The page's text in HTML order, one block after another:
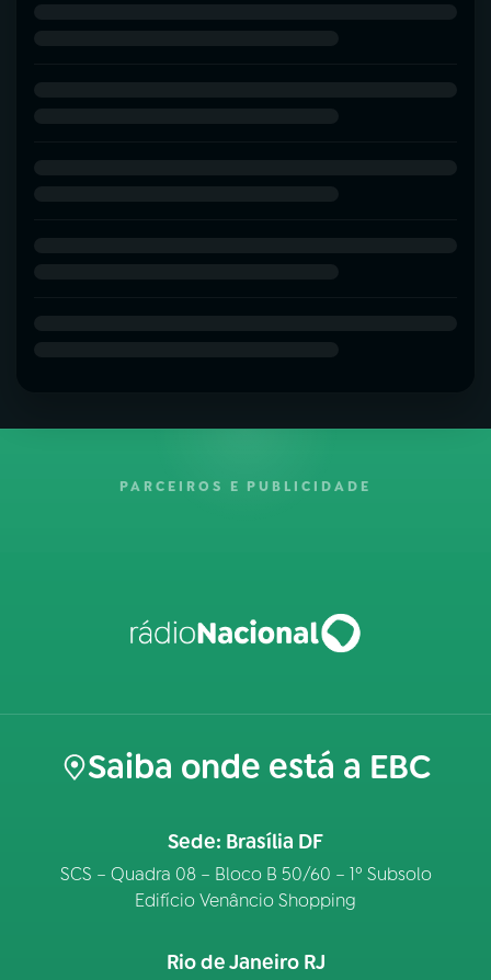
PARCEIROS E PUBLICIDADE
Saiba onde está a EBC
Sede: Brasília DF
SCS – Quadra 08 – Bloco B 50/60 – 1º Subsolo
Edifício Venâncio Shopping
Rio de Janeiro RJ